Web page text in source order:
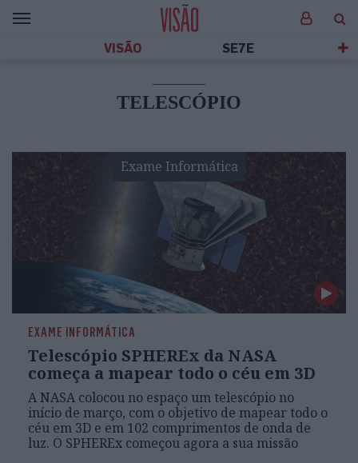
VISÃO SE7E
TELESCÓPIO
Exame Informática
EXAME INFORMÁTICA
Telescópio SPHEREx da NASA
começa a mapear todo o céu em 3D
A NASA colocou no espaço um telescópio no
início de março, com o objetivo de mapear todo o
céu em 3D e em 102 comprimentos de onda de
luz. O SPHEREx começou agora a sua missão